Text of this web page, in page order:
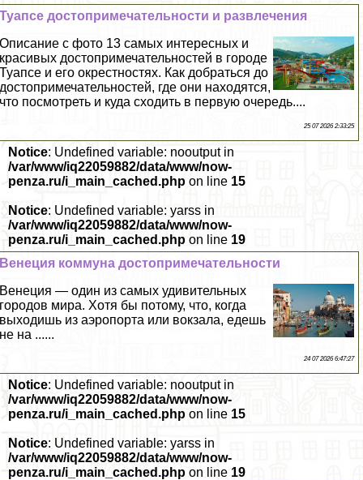
Туапсе достопримечательности и развлечения
Описание с фото 13 самых интересных и
красивых достопримечательностей в городе
Туапсе и его окрестностях. Как добраться до
достопримечательностей, где они находятся,
что посмотреть и куда сходить в первую очередь....
25 07 2026 2:33:25
Notice: Undefined variable: nooutput in
/var/www/iq22059882/data/www/now-
penza.ru/i_main_cached.php on line 15
Notice: Undefined variable: yarss in
/var/www/iq22059882/data/www/now-
penza.ru/i_main_cached.php on line 19
Венеция коммуна достопримечательности
Венеция — один из самых удивительных
городов мира. Хотя бы потому, что, когда
выходишь из аэропорта или вокзала, едешь
не на ......
24 07 2026 6:47:27
Notice: Undefined variable: nooutput in
/var/www/iq22059882/data/www/now-
penza.ru/i_main_cached.php on line 15
Notice: Undefined variable: yarss in
/var/www/iq22059882/data/www/now-
penza.ru/i_main_cached.php on line 19